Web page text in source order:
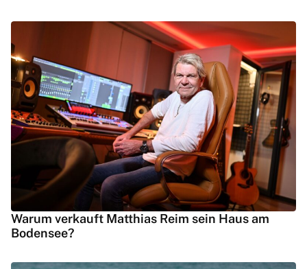
Warum verkauft Matthias Reim sein Haus am
Bodensee?